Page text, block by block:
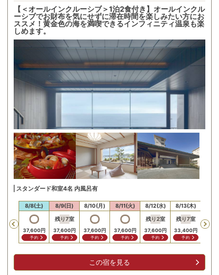
【＜オールインクルーシブ＞1泊2食付き】オールインクル
ーシブでお財布を気にせずに滞在時間を楽しみたい方にお
ススメ！黄金色の海を満喫できるインフィニティ温泉も楽
しめます。
スタンダード和室4名 内風呂有
Previous
8/8(土)
37,600円
予約
8/9(日)
残り7室
37,600円
予約
8/10(月)
37,600円
予約
8/11(火)
37,600円
予約
8/12(水)
残り2室
37,600円
予約
8/13(木)
残り7室
33,400円
予約
この宿を見る